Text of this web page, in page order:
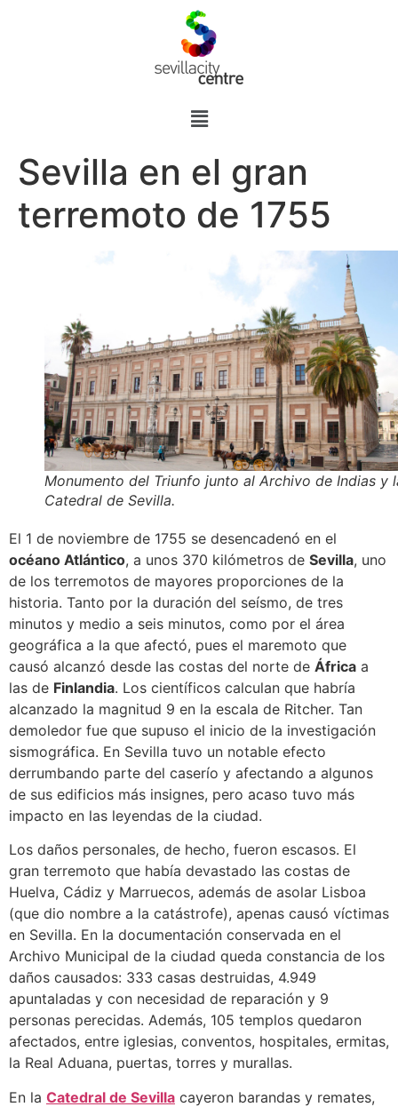
Sevilla en el gran
terremoto de 1755
Monumento del Triunfo junto al Archivo de Indias y
Catedral de Sevilla.
El 1 de noviembre de 1755 se desencadenó en el
océano Atlántico, a unos 370 kilómetros de Sevilla, uno
de los terremotos de mayores proporciones de la
historia. Tanto por la duración del seísmo, de tres
minutos y medio a seis minutos, como por el área
geográfica a la que afectó, pues el maremoto que
causó alcanzó desde las costas del norte de África a
las de Finlandia. Los científicos calculan que habría
alcanzado la magnitud 9 en la escala de Ritcher. Tan
demoledor fue que supuso el inicio de la investigación
sismográfica. En Sevilla tuvo un notable efecto
derrumbando parte del caserío y afectando a algunos
de sus edificios más insignes, pero acaso tuvo más
impacto en las leyendas de la ciudad.
Los daños personales, de hecho, fueron escasos. El
gran terremoto que había devastado las costas de
Huelva, Cádiz y Marruecos, además de asolar Lisboa
(que dio nombre a la catástrofe), apenas causó víctimas
en Sevilla. En la documentación conservada en el
Archivo Municipal de la ciudad queda constancia de los
daños causados: 333 casas destruidas, 4.949
apuntaladas y con necesidad de reparación y 9
personas perecidas. Además, 105 templos quedaron
afectados, entre iglesias, conventos, hospitales, ermitas,
la Real Aduana, puertas, torres y murallas.
En la Catedral de Sevilla cayeron barandas y remates,